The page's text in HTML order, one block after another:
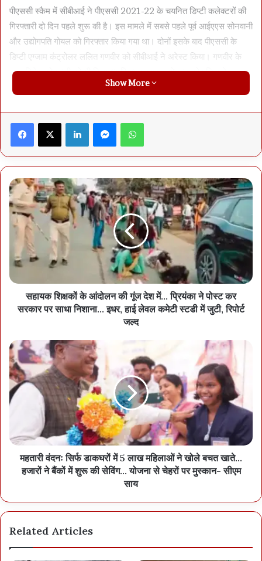
पीएससी स्कैम में सीबीआई ने पीएससी 2021-22 के चयनित डिप्टी कलेक्टरों की
गिरफ्तारी दो दिन पहले शुरू की है। इस मामले में सबसे पहले पूर्व आईएएस सोनवानी
और उद्योगपति गोयल को गिरफ्तार किया गया था। दोनों इसके बाद पीएससी के
डिप्टी एग्जाम कंट्रोलर ललित गणवीर को सीबीआई ने अरेस्ट किया। गणवीर के
साथ नितेश सोनवानी को भी गिरफ्तार किया गया था। सोमवार को पुलिस ने
दार्जिलिंग से साहिल सोनवानी की गिरफ्तारी की। इधर, एक टीम ने शशांक-भूमिका
कि इस मामले में सीबीआई कम से कम ऐसे दर्जनभर युवाओं की गिरफ्तारी कर
सकती है, जिनका डिप्टी कलेक्टर के तौर पर चयन हुआ है। इनमें एक-दो फिलहाल
कर रहे हैं। सूत्रों के अनुसार सीबीआई इन सभी को मंगलवार को एक बार फिर
अदालत में पेश कर पूछताछ के लिए रिमांड पर ले सकती है।
Show More
Facebook X LinkedIn
सहायक शिक्षकों के आंदोलन की गूंज देश में... प्रियंका ने पोस्ट कर
सरकार पर साधा निशाना... इधर, हाई लेवल कमेटी स्टडी में जुटी, रिपोर्ट
जल्द
महतारी वंदनः सिर्फ डाकघरों में 5 लाख महिलाओं ने खोले बचत खाते...
हजारों ने बैंकों में शुरू की सेविंग... योजना से चेहरों पर मुस्कान- सीएम
साय
Related Articles